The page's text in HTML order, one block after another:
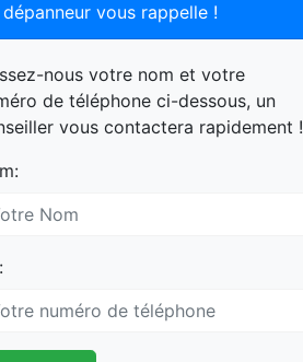
dépanneur vous rappelle !
nous votre nom et votre
de téléphone ci-dessous, un
vous contactera rapidement !